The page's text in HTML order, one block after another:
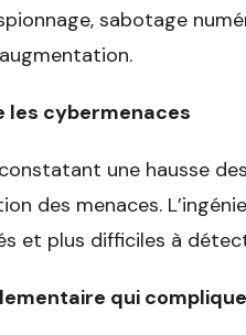
sabotage
les cybermenaces
une hausse
des menaces.
et plus difficiles à
qui